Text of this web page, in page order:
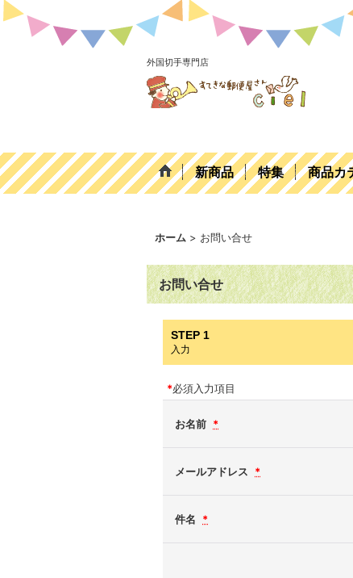
外国切手専門店
新商品 特集 商品カ
ホーム > お問い合せ
お問い合せ
STEP 1
入力
*必須入力項目
お名前 *
メールアドレス *
件名 *